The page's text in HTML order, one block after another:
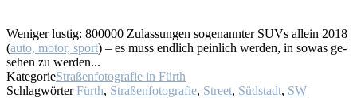
We­ni­ger lus­tig: 800000 Zu­las­sun­gen so­ge­nann­ter SUVs al­lein 2018
(au­to, mo­tor, sport) – es muss end­lich pein­lich wer­den, in so­was ge­
se­hen zu wer­den...
KategorieStraßenfotografie in Fürth
Schlagwörter Fürth, Straßenfotografie, Street, Südstadt, SW